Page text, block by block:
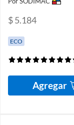
$ 5.184
ECO
Agregar